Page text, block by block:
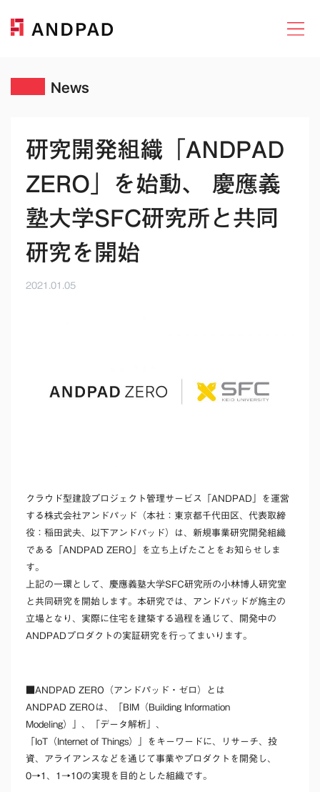
News
研究開発組織「ANDPAD
ZERO」を始動、 慶應義
塾大学SFC研究所と共同
研究を開始
2021.01.05
クラウド型建設プロジェクト管理サービス「ANDPAD」を運営
する株式会社アンドパッド（本社：東京都千代田区、代表取締
役：稲田武夫、以下アンドパッド）は、新規事業研究開発組織
である「ANDPAD ZERO」を立ち上げたことをお知らせしま
す。
上記の一環として、慶應義塾大学SFC研究所の小林博人研究室
と共同研究を開始します。本研究では、アンドパッドが施主の
立場となり、実際に住宅を建築する過程を通じて、開発中の
ANDPADプロダクトの実証研究を行ってまいります。
■ANDPAD ZERO（アンドパッド・ゼロ）とは
ANDPAD ZEROは、「BIM（Building Information
Modeling）」、「データ解析」、
「IoT（Internet of Things）」をキーワードに、リサーチ、投
資、アライアンスなどを通じて事業やプロダクトを開発し、
0→1、1→10の実現を目的とした組織です。